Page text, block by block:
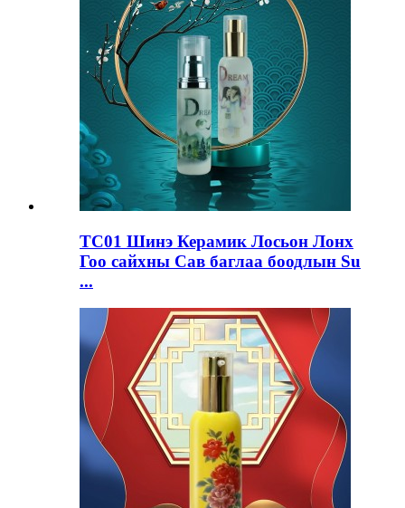
TC01 Шинэ Керамик Лосьон Лонх
Гоо сайхны Сав баглаа боодлын Su
...